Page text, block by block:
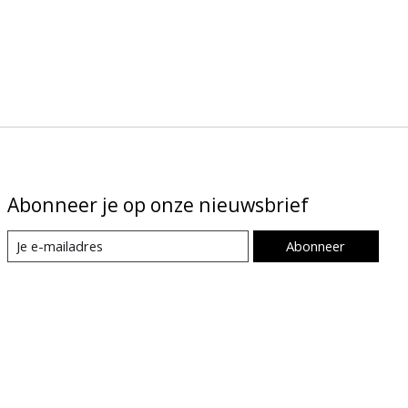
Abonneer je op onze nieuwsbrief
Abonneer